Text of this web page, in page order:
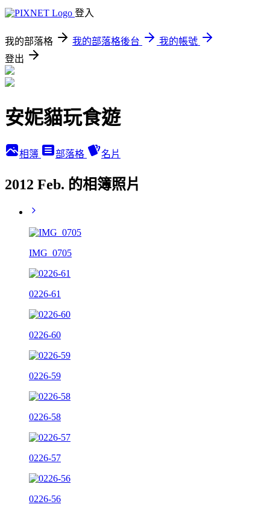
登入
我的部落格 我的部落格後台
我的帳號
登出
安妮貓玩食遊
相簿 部落格 名片
2012 Feb. 的相簿照片
IMG_0705
0226-61
0226-60
0226-59
0226-58
0226-57
0226-56